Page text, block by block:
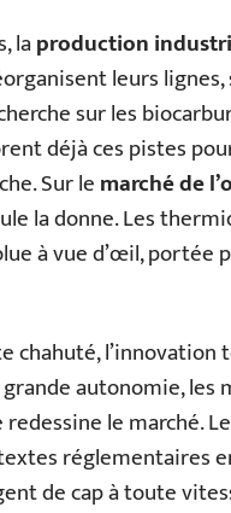
laproduction
leurs
sur les
déjà ces pistes
Sur lemarché de
la donne. Les
à vue d’œil, portée
chahuté,
autonomie, les
redessine le marché.
réglementaires
de cap à toute